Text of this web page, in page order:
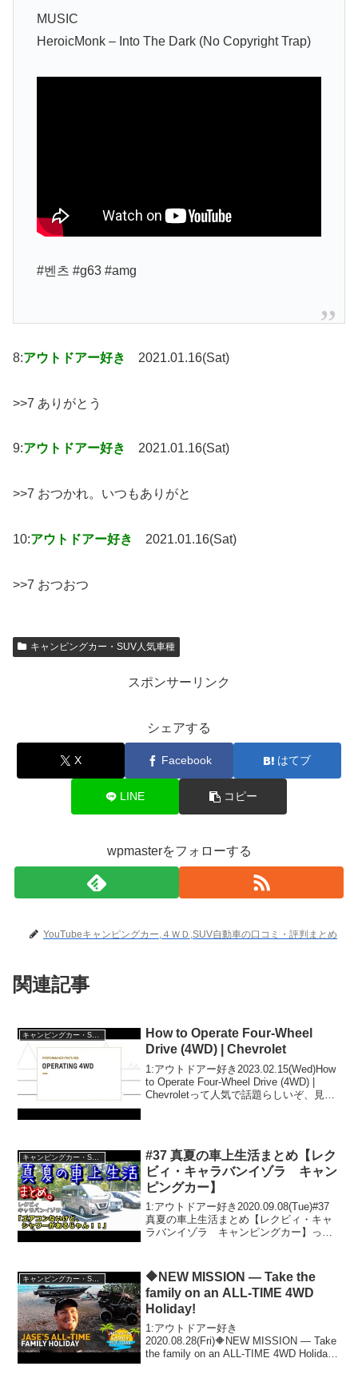
MUSIC
HeroicMonk – Into The Dark (No Copyright Trap)
#벤츠 #g63 #amg
8:アウトドアー好き 2021.01.16(Sat)
>>7 ありがとう
9:アウトドアー好き 2021.01.16(Sat)
>>7 おつかれ。いつもありがと
10:アウトドアー好き 2021.01.16(Sat)
>>7 おつおつ
キャンピングカー・SUV人気車種
スポンサーリンク
シェアする
X Facebook はてブ
LINE コピー
wpmasterをフォローする
YouTubeキャンピングカー,４ＷＤ,SUV自動車の口コミ・評判まとめ
関連記事
キャンピングカー・SUV人気車種
How to Operate Four-Wheel
Drive (4WD) | Chevrolet
1:アウトドアー好き2023.02.15(Wed)How
to Operate Four-Wheel Drive (4WD) |
Chevroletって人気で話題らしいぞ、見逃
#37 真夏の車上生活まとめ【レク
ビィ・キャラバンイゾラ キャン
ピングカー】
1:アウトドアー好き2020.09.08(Tue)#37
真夏の車上生活まとめ【レクビィ・キャ
ラバンイゾラ キャンピングカー】って
動画は注目です！3:...
キャンピングカー・SUV人気車種
🔶NEW MISSION — Take the
family on an ALL-TIME 4WD
Holiday!
1:アウトドアー好き
2020.08.28(Fri)🔶NEW MISSION — Take
the family on an ALL-TIME 4WD Holiday!